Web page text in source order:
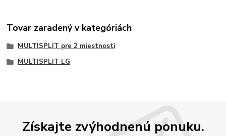
Tovar zaradený v kategóriách
MULTISPLIT pre 2 miestnosti
MULTISPLIT LG
Získajte zvýhodnenú ponuku.